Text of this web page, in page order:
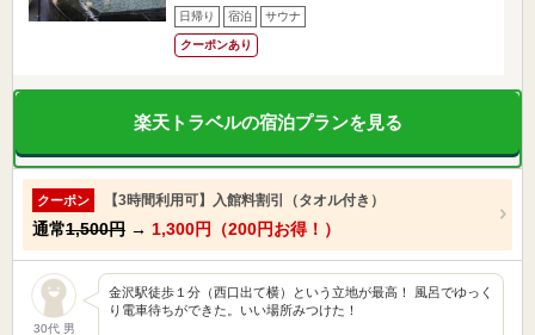
日帰り 宿泊 サウナ
クーポンあり
楽天トラベルの宿泊プランを見る
クーポン 【3時間利用可】入館料割引（タオル付き）
通常1,500円 → 1,300円（200円お得！）
30代 男
金沢駅徒歩１分（西口出て横）という立地が最高！ 風呂でゆっく
り電車待ちができた。いい場所みつけた！